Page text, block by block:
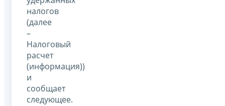
налогов
(далее
–
Налоговый
расчет
(информация))
и
сообщает
следующее.